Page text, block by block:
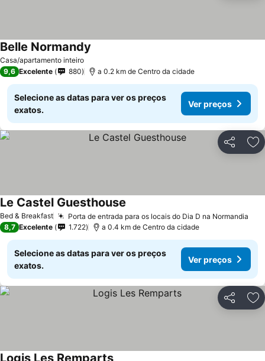
Casa/apartamento inteiro
Belle Normandy
9,6 Excelente 880 a 0.2 km de Centro da cidade
Selecione as datas para ver os preços
exatos.
Ver preços
Partilhar
Bed & Breakfast Porta de entrada para os locais do Dia D na Normandia
Le Castel Guesthouse
8,7 Excelente 1.722 a 0.4 km de Centro da cidade
Selecione as datas para ver os preços
exatos.
Ver preços
Partilhar
Logis Les Remparts